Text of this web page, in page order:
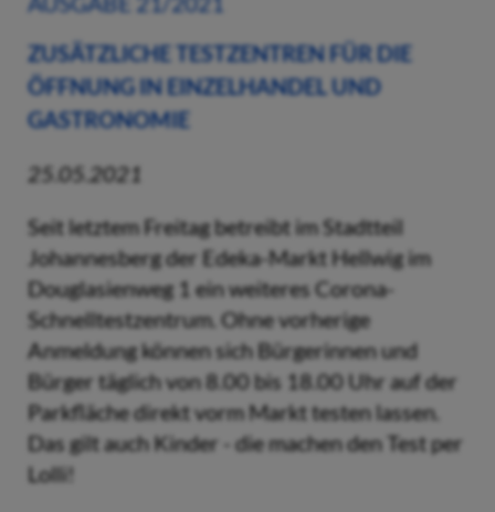
ZUSÄTZLICHE TESTZENTREN FÜR DIE
ÖFFNUNG IN EINZELHANDEL UND
GASTRONOMIE
25.05.2021
Seit letztem Freitag betreibt im Stadtteil
Johannesberg der Edeka-Markt Hellwig im
Douglasienweg 1 ein weiteres Corona-
Schnelltestzentrum. Ohne vorherige
Anmeldung können sich Bürgerinnen und
Bürger täglich von 8.00 bis 18.00 Uhr auf der
Parkfläche direkt vorm Markt testen lassen.
Das gilt auch Kinder - die machen den Test per
Lolli!